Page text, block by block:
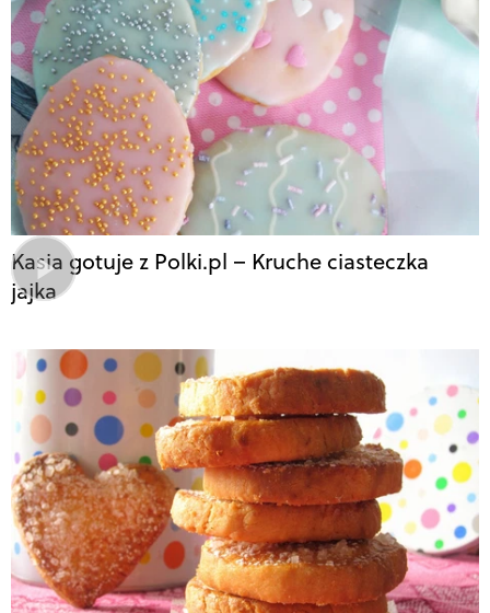
Kasia gotuje z Polki.pl – Kruche ciasteczka
jajka